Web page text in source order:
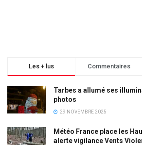
Les + lus Commentaires
Tarbes a allumé ses
photos
29 NOVEMBRE 2025
Météo France place les
alerte vigilance Vents